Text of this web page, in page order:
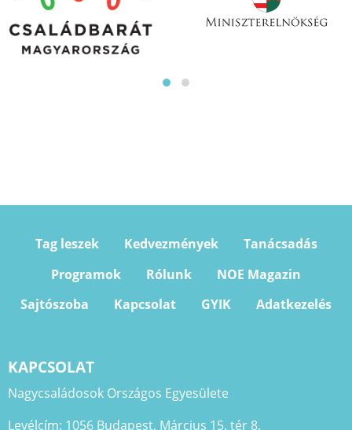
Tag leszek Kedvezmények
Tanácsadás
Programok
Rólunk
NOE Magazin
Sajtószoba
Kapcsolat GYIK Adatkezelés
KAPCSOLAT
Nagycsaládosok Országos Egyesülete
Levélcím: 1056 Budapest, Március 15. tér 8.